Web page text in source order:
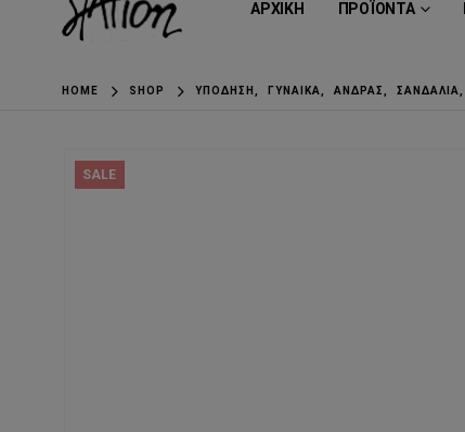
ΑΡΧΙΚΗ ΠΡΟΪΟΝΤΑ
HOME SHOP ΥΠΌΔΗΣΗ ΓΥΝΑΊΚΑ ΆΝΔΡΑΣ ΣΑΝΔΆΛΙΑ
SALE